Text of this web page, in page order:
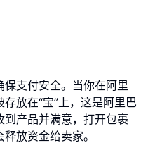
支付安全。当你在阿里
放在“宝”上，这是阿里巴
到产品并满意，打开包裹
放资金给卖家。